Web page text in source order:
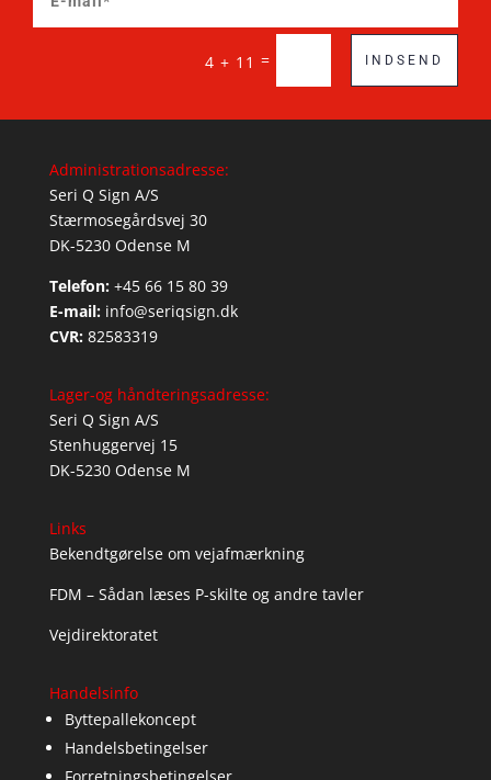
4 + 11 = INDSEND
Administrationsadresse:
Seri Q Sign A/S
Stærmosegårdsvej 30
DK-5230 Odense M
Telefon: +45 66 15 80 39
E-mail: info@seriqsign.dk
CVR: 82583319
Lager-og håndteringsadresse:
Seri Q Sign A/S
Stenhuggervej 15
DK-5230 Odense M
Links
Bekendtgørelse om vejafmærkning
FDM – Sådan læses P-skilte og andre tavler
Vejdirektoratet
Handelsinfo
Byttepallekoncept
Handelsbetingelser